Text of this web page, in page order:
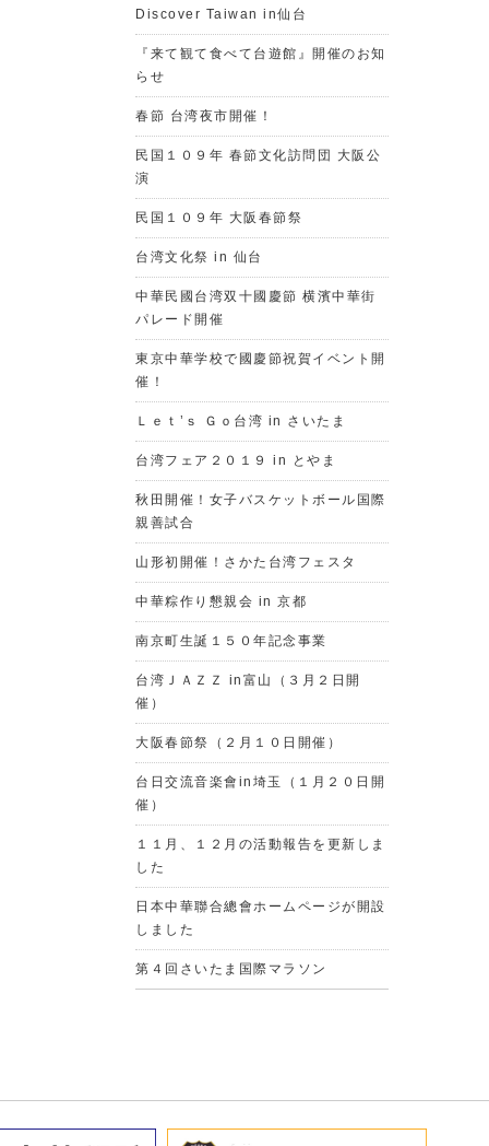
Discover Taiwan in仙台
『来て観て食べて台遊館』開催のお知
らせ
春節 台湾夜市開催！
民国１０９年 春節文化訪問団 大阪公
演
民国１０９年 大阪春節祭
台湾文化祭 in 仙台
中華民國台湾双十國慶節 横濱中華街
パレード開催
東京中華学校で國慶節祝賀イベント開
催！
Ｌｅｔ’ｓ Ｇｏ台湾 in さいたま
台湾フェア２０１９ in とやま
秋田開催！女子バスケットボール国際
親善試合
山形初開催！さかた台湾フェスタ
中華粽作り懇親会 in 京都
南京町生誕１５０年記念事業
台湾ＪＡＺＺ in富山（３月２日開
催）
大阪春節祭（２月１０日開催）
台日交流音楽會in埼玉（１月２０日開
催）
１１月、１２月の活動報告を更新しま
した
日本中華聯合總會ホームページが開設
しました
第４回さいたま国際マラソン